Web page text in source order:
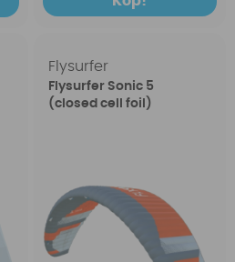
Flysurfer
Flysurfer Sonic 5
(closed cell foil)